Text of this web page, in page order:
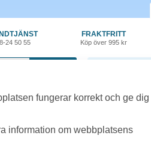
24 50 55
FRAKTFRITT
Köp över 995 kr
Brother LC3239XLC 5k cyan
Brother LC3239XLC
fungerar korrekt och ge dig
information om webbplatsens